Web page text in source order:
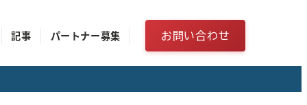
記事 パートナー募集 お問い合わせ